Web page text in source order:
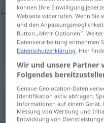
przeciążać<-żyć>
Synonyme
überfordern,(sich)
können Ihre Einwilligung
Webseite widerrufen. Wenn Sie
und den
Button „Mehr Optionen“.
Datenverarbeitung entnehmen
Datenschutzerklärung . Hier
Wir und unsere Partner
Folgendes
Genaue Geolocation-Daten
Identifikation aktiv abfragen.
Informationen auf einem Gerät.
Messung von Werbung und
Entwicklung von